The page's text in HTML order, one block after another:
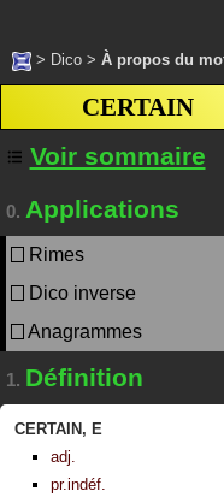
> Dico > À propos du
CERTAIN
Voir sommaire
0. Applications
Rimes
Dico inverse
Anagrammes
1. Définition
CERTAIN , E
adj.
pr.indéf.